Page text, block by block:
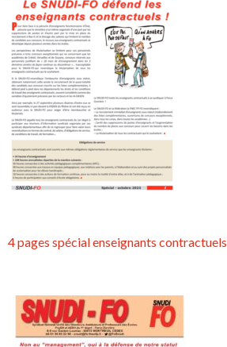
4 pages spécial enseignants contractuels